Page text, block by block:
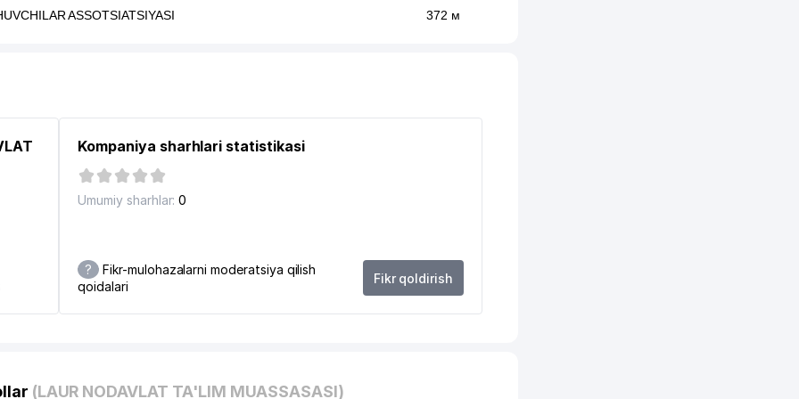
ASSOTSIATSIYASI 372 м
415 м
808 м
810 м
Kompaniya sharhlari statistikasi
Umumiy sharhlar: 0
?
Fikr-mulohazalarni moderatsiya qilish
qoidalari
Fikr qoldirish
(LAUR NODAVLAT TA'LIM MUASSASASI)